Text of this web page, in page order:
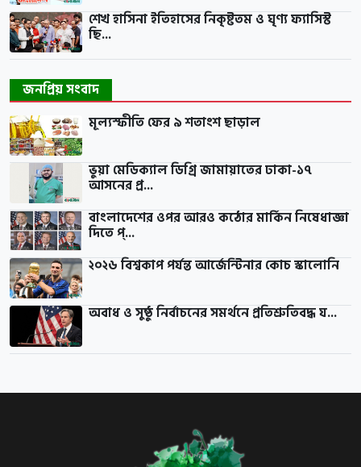
শেখ হাসিনা ইতিহাসের নিকৃষ্টতম ও ঘৃণ্য ফ্যাসিস্ট
ছি...
জনপ্রিয় সংবাদ
মূল্যস্ফীতি ফের ৯ শতাংশ ছাড়াল
ভুয়া মেডিক্যাল ডিগ্রি জামায়াতের ঢাকা-১৭
আসনের প্র...
বাংলাদেশের ওপর আরও কঠোর মার্কিন নিষেধাজ্ঞা
দিতে প্...
২০২৬ বিশ্বকাপ পর্যন্ত আর্জেন্টিনার কোচ স্কালোনি
অবাধ ও সুষ্ঠু নির্বাচনের সমর্থনে প্রতিশ্রুতিবদ্ধ য...